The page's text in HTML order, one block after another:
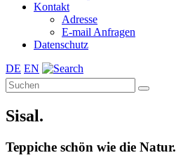
Kontakt
Adresse
E-mail Anfragen
Datenschutz
DE EN
Sisal.
Teppiche schön wie die Natur.